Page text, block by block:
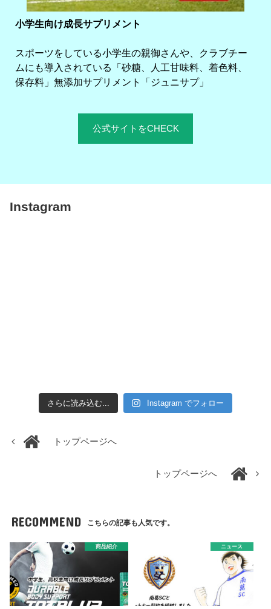
小学生向け成長サプリメント
スポーツをしている小学生の親御さんや、クラブチー
ムにも導入されている「砂糖、人工甘味料、着色料、
保存料」無添加サプリメント「ジュニサプ」
公式サイトをCHECK
Instagram
さらに読み込む... Instagram でフォロー
トップページへ
トップページへ
RECOMMEND こちらの記事も人気です。
商品紹介 ニュース